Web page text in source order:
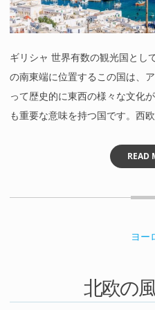
ギリシャ 世界有数の観光国とし
の南東端に位置するこの国は、
って歴史的に東西の様々な文化
も重要な意味を持つ国です。西
READ
ヨー
北欧の